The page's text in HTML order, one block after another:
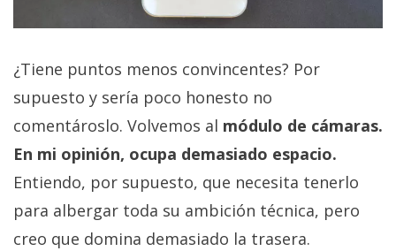
¿Tiene puntos menos convincentes? Por
supuesto y sería poco honesto no
comentároslo. Volvemos al módulo de cámaras.
En mi opinión, ocupa demasiado espacio.
Entiendo, por supuesto, que necesita tenerlo
para albergar toda su ambición técnica, pero
creo que domina demasiado la trasera.